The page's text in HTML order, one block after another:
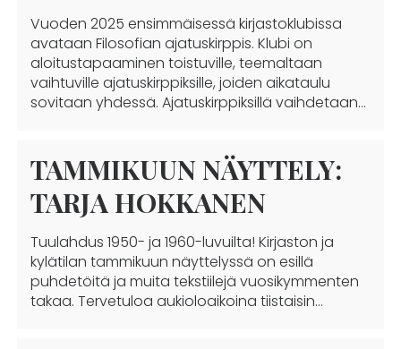
Vuoden 2025 ensimmäisessä kirjastoklubissa
avataan Filosofian ajatuskirppis. Klubi on
aloitustapaaminen toistuville, teemaltaan
vaihtuville ajatuskirppiksille, joiden aikataulu
sovitaan yhdessä. Ajatuskirppiksillä vaihdetaan…
TAMMIKUUN NÄYTTELY:
TARJA HOKKANEN
Tuulahdus 1950- ja 1960-luvuilta! Kirjaston ja
kylätilan tammikuun näyttelyssä on esillä
puhdetöitä ja muita tekstiilejä vuosikymmenten
takaa. Tervetuloa aukioloaikoina tiistaisin…